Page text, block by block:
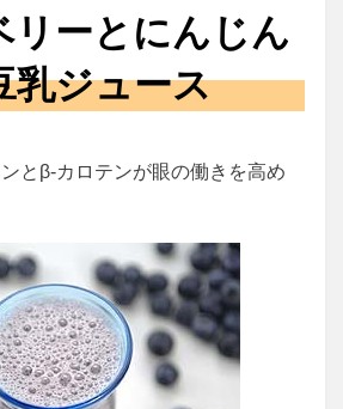
リーとにんじん
乳ジュース
とβ-カロテンが眼の働きを高め